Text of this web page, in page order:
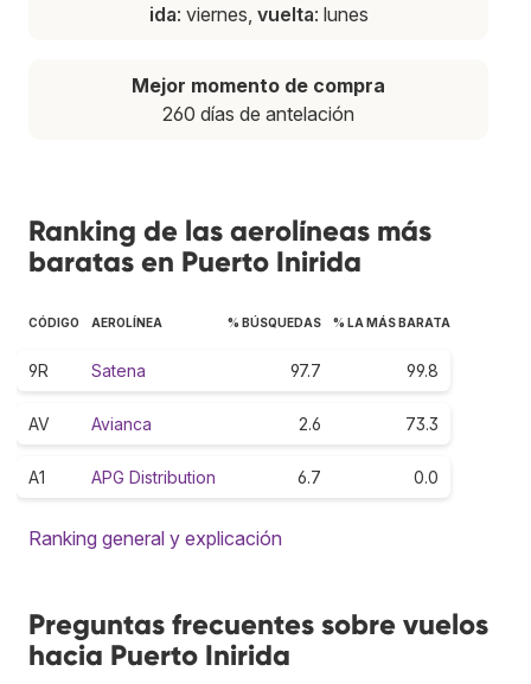
ida: viernes, vuelta: lunes
Mejor momento de compra
260 días de antelación
Ranking de las aerolíneas más
baratas en Puerto Inirida
CÓDIGO AEROLÍNEA % BÚSQUEDAS % LA MÁS BARATA
9R Satena 97.7 99.8
AV Avianca 2.6 73.3
A1 APG Distribution 6.7 0.0
Ranking general y explicación
Preguntas frecuentes sobre vuelos
hacia Puerto Inirida